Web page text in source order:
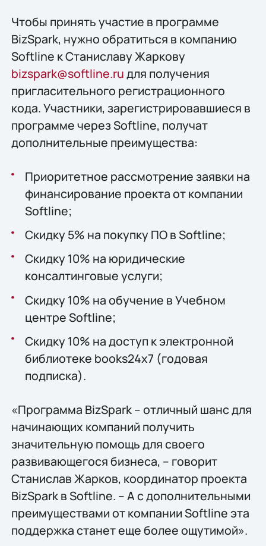
Чтобы принять участие в программе
BizSpark, нужно обратиться в компанию
Softline к Станиславу Жаркову
bizspark@softline.ruдля получения
пригласительного регистрационного
кода. Участники, зарегистрировавшиеся в
программе через Softline, получат
дополнительные преимущества:
Приоритетное рассмотрение заявки на
финансирование проекта от компании
Softline;
Скидку 5% на покупку ПО в Softline;
Cкидку 10% на юридические
консалтинговые услуги;
Cкидку 10% на обучение в Учебном
центре Softline;
Cкидку 10% на доступ к электронной
библиотеке books24x7 (годовая
подписка).
«Программа BizSpark – отличный шанс для
начинающих компаний получить
значительную помощь для своего
развивающегося бизнеса, – говорит
Станислав Жарков, координатор проекта
BizSpark в Softline. – А с дополнительными
преимуществами от компании Softline эта
поддержка станет еще более ощутимой».